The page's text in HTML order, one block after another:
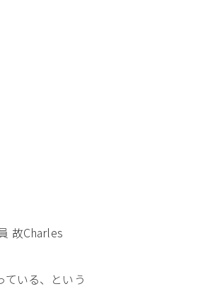
故Charles
ている、という